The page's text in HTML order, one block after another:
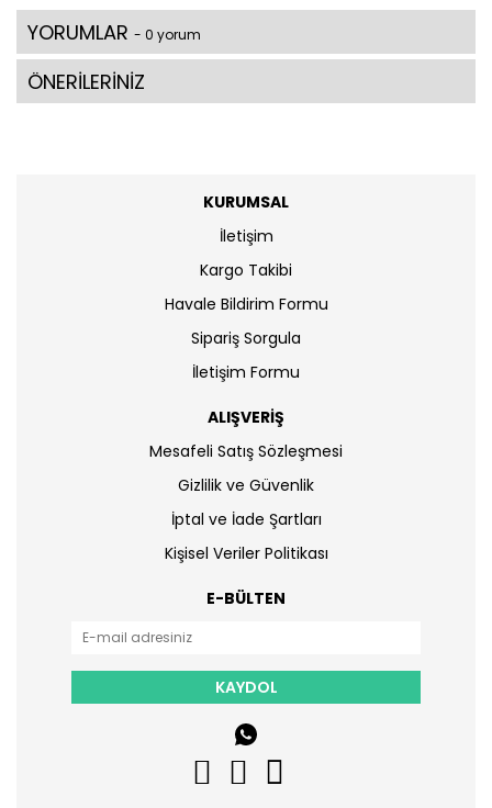
YORUMLAR - 0 yorum
ÖNERİLERİNİZ
KURUMSAL
İletişim
Kargo Takibi
Havale Bildirim Formu
Sipariş Sorgula
İletişim Formu
ALIŞVERİŞ
Mesafeli Satış Sözleşmesi
Gizlilik ve Güvenlik
İptal ve İade Şartları
Kişisel Veriler Politikası
E-BÜLTEN
KAYDOL